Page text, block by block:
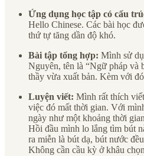
Ứng dụng học tập có cấu
Hello Chinese. Các bài học
thứ tự tăng dần độ khó.
Bài tập tổng hợp: Mình sử
Nguyên, tên là “Ngữ pháp và
thầy vừa xuất bản. Kèm với
Luyện viết: Mình rất thích
việc đó mất thời gian. Với
ngày như một khoảng thời
Hồi đầu mình lo lắng tìm bút
ra miễn là bút dạ, bút nước
Không cần cầu kỳ ở khâu